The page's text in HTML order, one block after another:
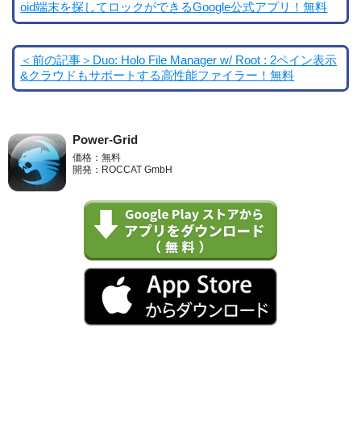
oid端末を探してロックができるGoogle公式アプリ！無料
＜前の記事＞Duo: Holo File Manager w/ Root : 2ペイン表示
&クラウドもサポートする高性能ファイラー！無料
Power-Grid
価格：無料
開発：ROCCAT GmbH